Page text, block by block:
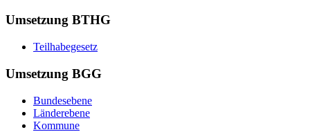
Umsetzung BTHG
Teilhabegesetz
Umsetzung BGG
Bundesebene
Länderebene
Kommune